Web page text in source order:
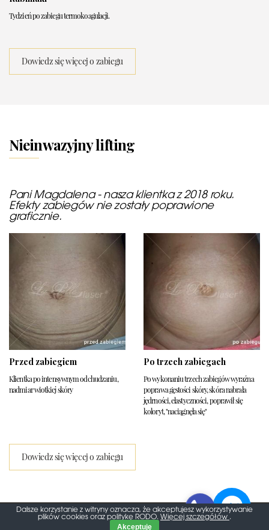
Tydzień po zabiegu termokoagulacji.
Dowiedz się więcej o zabiegu
Nieinwazyjny lifting
Pani Magdalena - nasza klientka z 2018 roku.
Efekty zabiegów nie zostały poprawione
graficznie.
Przed zabiegiem
Klientka po intensywnym odchudzaniu,
nadmiar wiotkiej skóry
Po trzech zabiegach
Po wykonaniu trzech zabiegów wyraźna
poprawa gęstości skóry, skóra nabrała
jędrności, elastyczności, poprawił się
koloryt, "naciągnęła się"
Dowiedz się więcej o zabiegu
Lapelle Laser 2026. Wszelkie prawa zastrzeżone
Dalsze korzystanie z witryny oznacza, że akceptujesz wykorzystywanie
plików cookies oraz politykę RODO. Więcej szczegółów.
Akceptuję